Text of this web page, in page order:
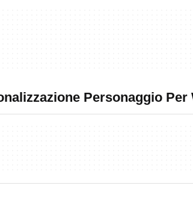
Personaggio